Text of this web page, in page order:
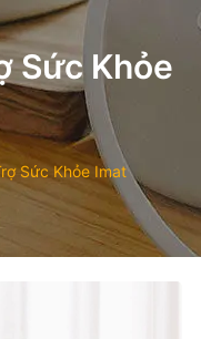
Sức Khỏe
Sức Khỏe Imat